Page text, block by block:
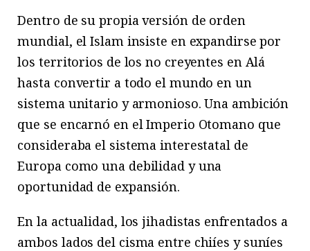
Dentro de su propia versión de orden
mundial, el Islam insiste en expandirse por
los territorios de los no creyentes en Alá
hasta convertir a todo el mundo en un
sistema unitario y armonioso. Una ambición
que se encarnó en el Imperio Otomano que
consideraba el sistema interestatal de
Europa como una debilidad y una
oportunidad de expansión.
En la actualidad, los jihadistas enfrentados a
ambos lados del cisma entre chiíes y suníes